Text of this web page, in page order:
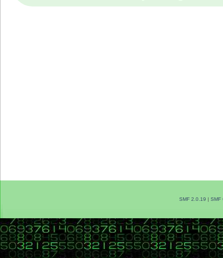
SMF 2.0.19 | SMF